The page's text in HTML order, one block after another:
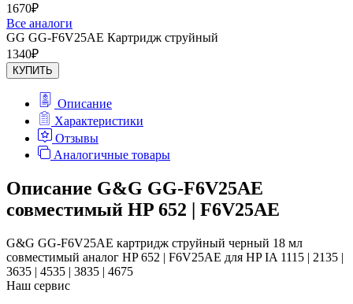
1670₽
Все аналоги
GG GG-F6V25AE Картридж струйный
1340₽
КУПИТЬ
Описание
Характеристики
Отзывы
Аналогичные товары
Описание G&G GG-F6V25AE
совместимый HP 652 | F6V25AE
G&G GG-F6V25AE картридж струйный черный 18 мл
совместимый аналог HP 652 | F6V25AE для HP IA 1115 | 2135 |
3635 | 4535 | 3835 | 4675
Наш сервис